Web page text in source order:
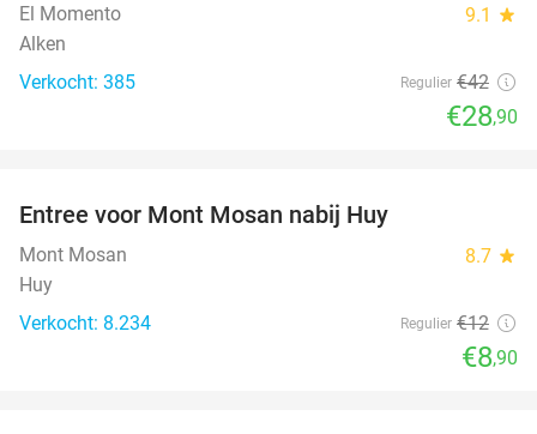
El Momento 9.1 star
Alken
Verkocht: 385
Regulier €42
€28,90
Entree voor Mont Mosan nabij Huy
Mont Mosan 8.7 star
Huy
Verkocht: 8.234
Regulier €12
€8,90